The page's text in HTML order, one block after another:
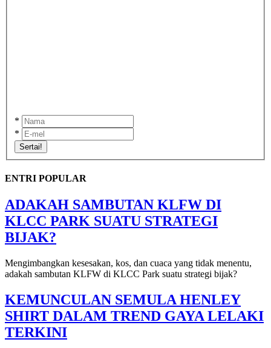
*
*
Sertai!
ENTRI POPULAR
ADAKAH SAMBUTAN KLFW DI
KLCC PARK SUATU STRATEGI
BIJAK?
Mengimbangkan kesesakan, kos, dan cuaca yang tidak menentu,
adakah sambutan KLFW di KLCC Park suatu strategi bijak?
KEMUNCULAN SEMULA HENLEY
SHIRT DALAM TREND GAYA LELAKI
TERKINI